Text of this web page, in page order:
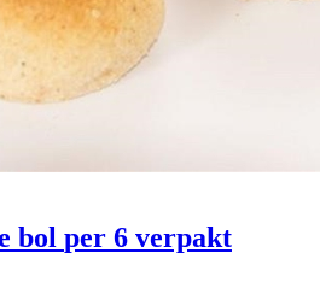
bol per 6 verpakt